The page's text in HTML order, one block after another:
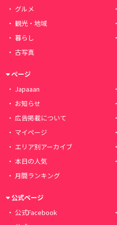
グルメ
観光・地域
暮らし
古写真
ページ
Japaaan
お知らせ
広告掲載について
マイページ
エリア別アーカイブ
本日の人気
月間ランキング
公式ページ
公式Facebook